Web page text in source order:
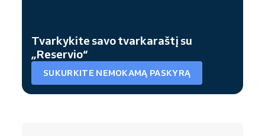
Tvarkykite savo tvarkaraštį su
„Reservio“
SUKURKITE NEMOKAMĄ PASKYRĄ